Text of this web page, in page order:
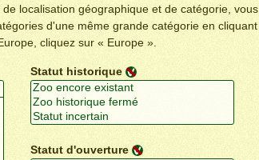
localisation géographique et de catégorie, vous
d'une même grande catégorie en cliquant
cliquez sur « Europe ».
Statut historique
Statut d'ouverture